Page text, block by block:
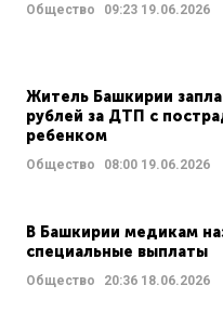
Общество 09:23 19.06.2026
Житель Башкирии
рублей за ДТП с
ребенком
Общество 08:00 19.06.2026
В Башкирии медикам
специальные выплаты
Общество 20:36 18.06.2026